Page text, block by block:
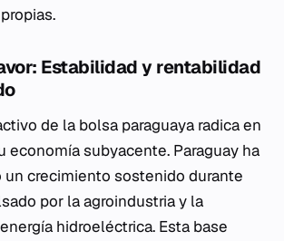
Estabilidad y rentabilidad
de la bolsa paraguaya radica en
economía subyacente. Paraguay ha
un crecimiento sostenido durante
por la agroindustria y la
hidroeléctrica. Esta base